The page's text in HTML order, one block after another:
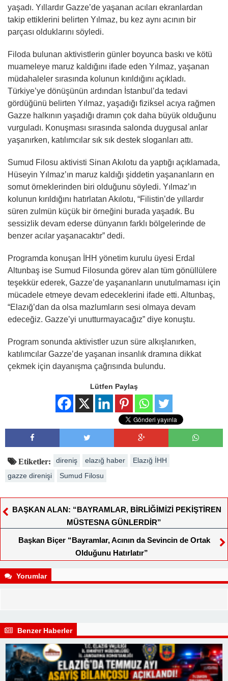
yaşadı. Yıllardır Gazze’de yaşanan acıları ekranlardan
takip ettiklerini belirten Yılmaz, bu kez aynı acının bir
parçası olduklarını söyledi.
Filoda bulunan aktivistlerin günler boyunca baskı ve kötü
muameleye maruz kaldığını ifade eden Yılmaz, yaşanan
müdahaleler sırasında kolunun kırıldığını açıkladı.
Türkiye’ye dönüşünün ardından İstanbul’da tedavi
gördüğünü belirten Yılmaz, yaşadığı fiziksel acıya rağmen
Gazze halkının yaşadığı dramın çok daha büyük olduğunu
vurguladı. Konuşması sırasında salonda duygusal anlar
yaşanırken, katılımcılar sık sık destek sloganları attı.
Sumud Filosu aktivisti Sinan Akılotu da yaptığı açıklamada,
Hüseyin Yılmaz’ın maruz kaldığı şiddetin yaşananların en
somut örneklerinden biri olduğunu söyledi. Yılmaz’ın
kolunun kırıldığını hatırlatan Akılotu, “Filistin’de yıllardır
süren zulmün küçük bir örneğini burada yaşadık. Bu
sessizlik devam ederse dünyanın farklı bölgelerinde de
benzer acılar yaşanacaktır” dedi.
Programda konuşan İHH yönetim kurulu üyesi Erdal
Altunbaş ise Sumud Filosunda görev alan tüm gönüllülere
teşekkür ederek, Gazze’de yaşananların unutulmaması için
mücadele etmeye devam edeceklerini ifade etti. Altunbaş,
“Elazığ’dan da olsa mazlumların sesi olmaya devam
edeceğiz. Gazze’yi unutturmayacağız” diye konuştu.
Program sonunda aktivistler uzun süre alkışlanırken,
katılımcılar Gazze’de yaşanan insanlık dramına dikkat
çekmek için dayanışma çağrısında bulundu.
Lütfen Paylaş
Etiketler: direniş elazığ haber
Elazığ İHH
gazze direnişi
Sumud Filosu
BAŞKAN ALAN: “BAYRAMLAR, BİRLİĞİMİZİ PEKİŞTİREN
MÜSTESNA GÜNLERDİR”
Başkan Biçer “Bayramlar, Acının da Sevincin de Ortak
Olduğunu Hatırlatır”
Yorumlar
Benzer Haberler